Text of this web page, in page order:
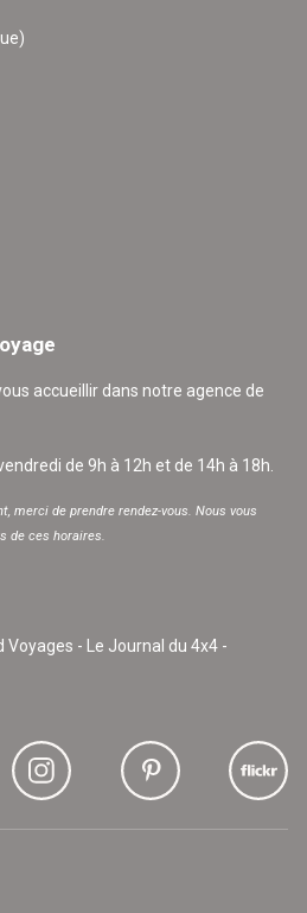
accueillir dans notre agence de
de 9h à 12h et de 14h à 18h.
merci de prendre rendez-vous. Nous vous
de ces horaires.
Voyages - Le Journal du 4x4 -